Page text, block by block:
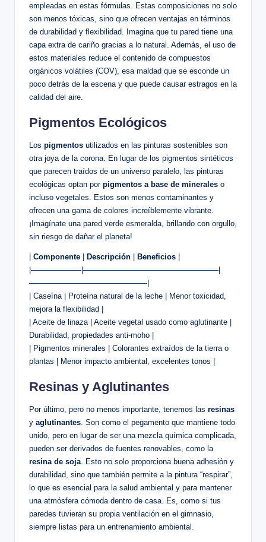
empleadas en estas fórmulas. Estas composiciones no solo
son menos tóxicas, sino que ofrecen ventajas en términos
de durabilidad y flexibilidad. Imagina que tu pared tiene una
capa extra de cariño gracias a lo natural. Además, el uso de
estos materiales reduce el contenido de compuestos
orgánicos volátiles (COV), esa maldad que se esconde un
poco detrás de la escena y que puede causar estragos en la
calidad del aire.
Pigmentos Ecológicos
Los pigmentos utilizados en las pinturas sostenibles son
otra joya de la corona. En lugar de los pigmentos sintéticos
que parecen traídos de un universo paralelo, las pinturas
ecológicas optan por pigmentos a base de minerales o
incluso vegetales. Estos son menos contaminantes y
ofrecen una gama de colores increíblemente vibrante.
¡Imagínate una pared verde esmeralda, brillando con orgullo,
sin riesgo de dañar el planeta!
Componente Descripción Beneficios
|——————–|—————————————————–|
———————————————-|
| Caseína | Proteína natural de la leche | Menor toxicidad,
mejora la flexibilidad |
| Aceite de linaza | Aceite vegetal usado como aglutinante |
Durabilidad, propiedades anti-moho |
| Pigmentos minerales | Colorantes extraídos de la tierra o
plantas | Menor impacto ambiental, excelentes tonos |
Resinas y Aglutinantes
Por último, pero no menos importante, tenemos las resinas
y aglutinantes. Son como el pegamento que mantiene todo
unido, pero en lugar de ser una mezcla química complicada,
pueden ser derivados de fuentes renovables, como la
resina de soja. Esto no solo proporciona buena adhesión y
durabilidad, sino que también permite a la pintura “respirar”,
lo que es esencial para la salud ambiental y para mantener
una atmósfera cómoda dentro de casa. Es, como si tus
paredes tuvieran su propia ventilación en el gimnasio,
siempre listas para un entrenamiento ambiental.